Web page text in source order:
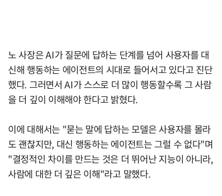
노 사장은 AI가 질문에 답하는 단계를 넘어 사용자를 대
신해 행동하는 에이전트의 시대로 들어서고 있다고 진단
했다. 그러면서 AI가 스스로 더 많이 행동할수록 그 사람
을 더 깊이 이해해야 한다고 밝혔다.
이에 대해서는 "묻는 말에 답하는 모델은 사용자를 몰라
도 괜찮지만, 대신 행동하는 에이전트는 그럴 수 없다"며
"결정적인 차이를 만드는 것은 더 뛰어난 지능이 아니라,
사람에 대한 더 깊은 이해"라고 말했다.